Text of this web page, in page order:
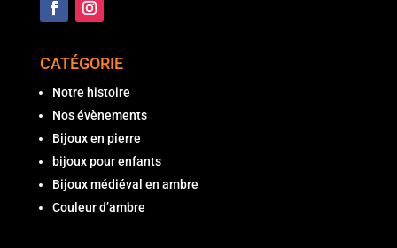
CATÉGORIE
Notre histoire
Nos évènements
Bijoux en pierre
bijoux pour enfants
Bijoux médiéval en ambre
Couleur d’ambre